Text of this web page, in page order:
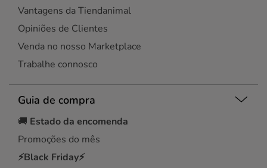
Vantagens da Tiendanimal
Opiniões de Clientes
Venda no nosso Marketplace
Trabalhe connosco
Guia de compra
🚚 Estado da encomenda
Promoções do mês
⚡Black Friday⚡